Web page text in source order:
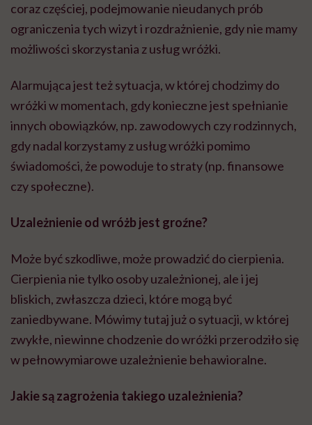
coraz częściej, podejmowanie nieudanych prób
ograniczenia tych wizyt i rozdrażnienie, gdy nie mamy
możliwości skorzystania z usług wróżki.
Alarmująca jest też sytuacja, w której chodzimy do
wróżki w momentach, gdy konieczne jest spełnianie
innych obowiązków, np. zawodowych czy rodzinnych,
gdy nadal korzystamy z usług wróżki pomimo
świadomości, że powoduje to straty (np. finansowe
czy społeczne).
Uzależnienie od wróżb jest groźne?
Może być szkodliwe, może prowadzić do cierpienia.
Cierpienia nie tylko osoby uzależnionej, ale i jej
bliskich, zwłaszcza dzieci, które mogą być
zaniedbywane. Mówimy tutaj już o sytuacji, w której
zwykłe, niewinne chodzenie do wróżki przerodziło się
w pełnowymiarowe uzależnienie behawioralne.
Jakie są zagrożenia takiego uzależnienia?